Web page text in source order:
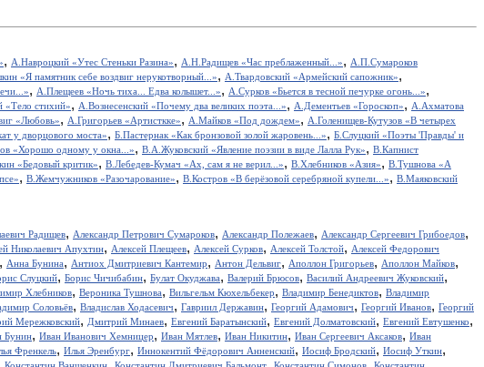
, А.Навроцкий «Утес Cтеньки Разина», А.Н.Радищев «Час преблаженный...», А.П.Сумароков
«Я памятник себе воздвиг нерукотворный...», А.Твардовский «Армейский сапожник»,
, А.Плещеев «Ночь тиха... Едва колышет...», А.Сурков «Бьется в тесной печурке огонь...»,
«Тело стихий», А.Вознесенский «Почему два великих поэта...», А.Дементьев «Гороскоп», А.Ахматова
«Любовь», А.Григорьев «Артисткке», А.Майков «Под дождем», А.Голенищев-Кутузов «В четырех
у дворцового моста», Б.Пастернак «Как бронзовой золой жаровень...», Б.Слуцкий «Поэты 'Правды' и
«Хорошо одному у окна...», В.А.Жуковский «Явление поэзии в виде Лалла Рук», В.Капнист
«Бедовый критик», В.Лебедев-Кумач «Ах, сам я не верил...», В.Хлебников «Азия», В.Тушнова «А
, В.Жемчужников «Разочарование», В.Костров «В берёзовой серебряной купели...», В.Маяковский
Радищев, Александр Петрович Сумароков, Александр Полежаев, Александр Сергеевич Грибоедов,
Николаевич Апухтин, Алексей Плещеев, Алексей Сурков, Алексей Толстой, Алексей Федорович
, Анна Бунина, Антиох Дмитриевич Кантемир, Антон Дельвиг, Аполлон Григорьев, Аполлон Майков,
Слуцкий, Борис Чичибабин, Булат Окуджава, Валерий Брюсов, Василий Андреевич Жуковский,
Хлебников, Вероника Тушнова, Вильгельм Кюхельбекер, Владимир Бенедиктов, Владимир
Соловьёв, Владислав Ходасевич, Гавриил Державин, Георгий Адамович, Георгий Иванов, Георгий
Мережковский, Дмитрий Минаев, Евгений Баратынский, Евгений Долматовский, Евгений Евтушенко,
Бунин, Иван Иванович Хемницер, Иван Мятлев, Иван Никитин, Иван Сергеевич Аксаков, Иван
Френкель, Илья Эренбург, Иннокентий Фёдорович Анненский, Иосиф Бродский, Иосиф Уткин,